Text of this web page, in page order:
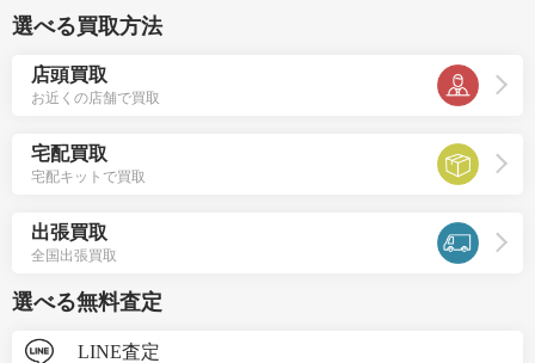
選べる買取方法
店頭買取
お近くの店舗で買取
宅配買取
宅配キットで買取
出張買取
全国出張買取
選べる無料査定
LINE査定